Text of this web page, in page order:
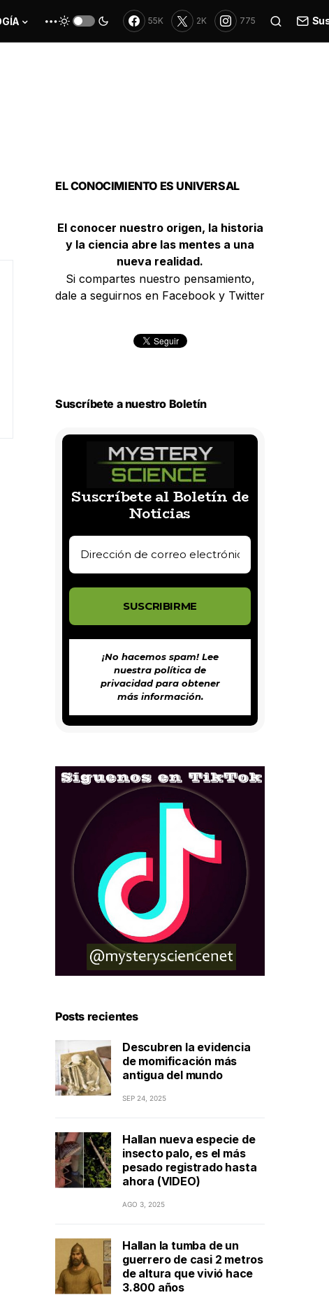
55K 2K 775
EL CONOCIMIENTO ES UNIVERSAL
El conocer nuestro origen, la historia
y la ciencia abre las mentes a una
nueva realidad.
Si compartes nuestro pensamiento,
dale a seguirnos en Facebook y Twitter
Suscríbete a nuestro Boletín
Suscríbete al Boletín de
Noticias
¡No hacemos spam! Lee
nuestra política de
privacidadpara obtener
más información.
Posts recientes
Descubren la evidencia
de momificación más
antigua del mundo
SEP 24, 2025
Hallan nueva especie de
insecto palo, es el más
pesado registrado hasta
ahora (VIDEO)
AGO 3, 2025
Hallan la tumba de un
guerrero de casi 2 metros
de altura que vivió hace
3.800 años